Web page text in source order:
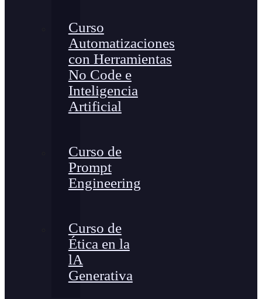
Curso
Automatizaciones
con Herramientas
No Code e
Inteligencia
Artificial
Curso de
Prompt
Engineering
Curso de
Ética en la
lA
Generativa